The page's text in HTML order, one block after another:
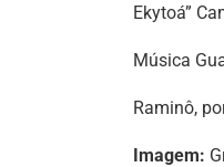
Ekytoá”
Música
Raminô,
Imagem: